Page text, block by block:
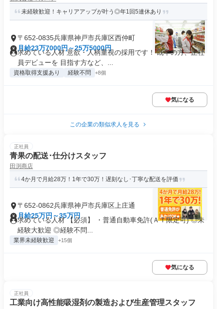
未経験歓迎！キャリアアップが叶う◎年1回5連休あり
〒652-0835兵庫県神戸市兵庫区西仲町
月給23万7000円～25万5000円
求めている人材 意欲・人柄重視の採用です！ 既卒の方、正社
員デビューを 目指す方など、...
資格取得支援あり 経験不問 +8個
気になる
この企業の類似求人を見る
正社員
青果の配送･仕分けスタッフ
田渕商店
4か月で月給28万！1年で30万！遅刻なし･丁寧な配送を評価
〒652-0862兵庫県神戸市兵庫区上庄通
月給25万円～35万円
求めている人材 【必須】 ・普通自動車免許(ＡＴ限定可) ◎未
経験大歓迎 ◎経験不問...
業界未経験歓迎 +15個
気になる
正社員
工業向け⾼性能吸湿剤の製造および生産管理スタッフ